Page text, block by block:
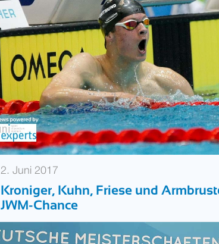
2. Juni 2017
Kroniger, Kuhn, Friese und
JWM-Chance